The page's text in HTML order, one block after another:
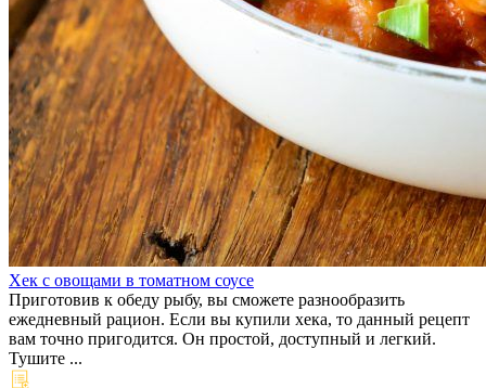
Хек с овощами в томатном соусе
Приготовив к обеду рыбу, вы сможете разнообразить
ежедневный рацион. Если вы купили хека, то данный рецепт
вам точно пригодится. Он простой, доступный и легкий.
Тушите ...